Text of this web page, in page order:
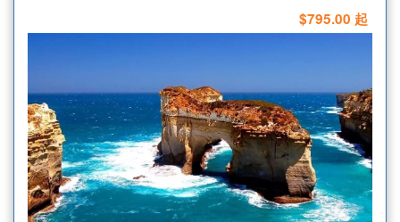
$795.00 起